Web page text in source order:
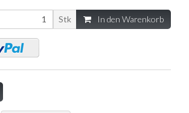
Stk In den Warenkorb